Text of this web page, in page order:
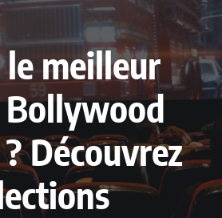
meilleur
Découvrez